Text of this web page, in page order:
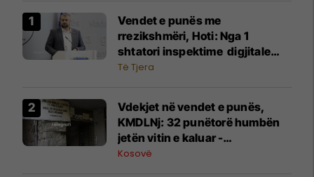
Vendet e punës me
rrezikshmëri, Hoti: Nga 1
shtatori inspektime digjitale
dhe mbikëqyrje me dronë
Të Tjera
Vdekjet në vendet e punës,
KMDLNj: 32 punëtorë humbën
jetën vitin e kaluar -
vazhdojnë të punojnë pa
Kosovë